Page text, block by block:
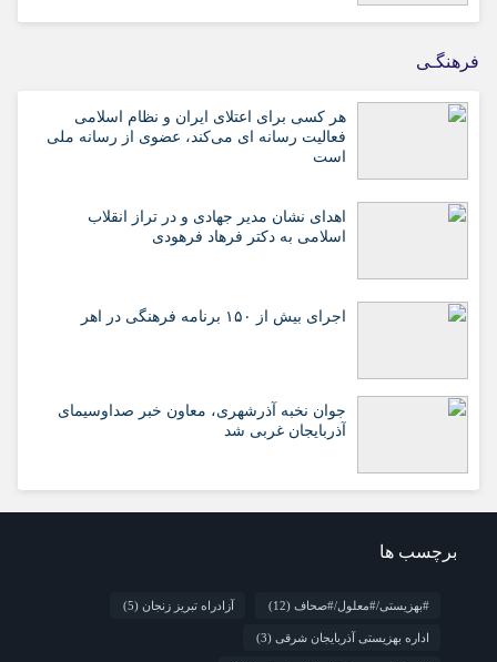
فرهنگـی
هر کسی برای اعتلای ایران و نظام اسلامی
فعالیت رسانه ای می‌کند، عضوی از رسانه ملی
است
اهدای نشان مدیر جهادی و در تراز انقلاب
اسلامی به دکتر فرهاد فرهودی
اجرای بیش از ۱۵۰ برنامه فرهنگی در اهر
جوان نخبه آذرشهری، معاون خبر صداوسیمای
آذربایجان غربی شد
برچسب ها
#بهزیستی/#معلول/#صحاف (12) آزادراه تبریز زنجان (5)
اداره بهزیستی آذربایجان شرقی (3)